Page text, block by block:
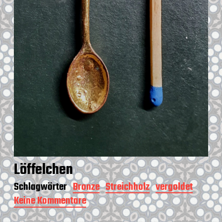
Löffelchen
Schlagwörter Bronze Streichholz vergoldet
Keine Kommentarez
u